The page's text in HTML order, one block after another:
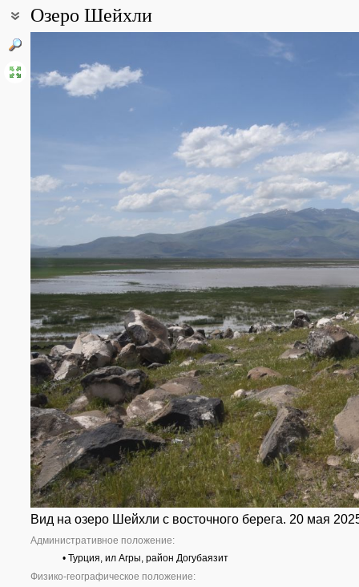
Озеро Шейхли
39° 36′ 44.25″ с.ш., 44° 08′ 45.66″ в.д. (смотреть на картах
Описание точки:
Озеро Шейхли располагается у южного подножия горы
впадает река Балык-Чайи, а вытекает из него река Сарысу.
это озеро называется Гольюзу.
Фото растений и лишайников
Вид на озеро Шейхли с восточного берега. 20 мая
Административное положение:
• Турция, ил Агры, район Догубаязит
Физико-географическое положение: